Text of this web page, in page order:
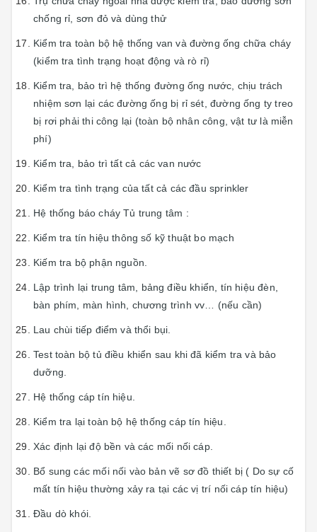
chống rỉ, sơn đỏ và dùng thử
Kiểm tra toàn bộ hệ thống van và đường ống chữa cháy
(kiểm tra tình trạng hoạt động và rò rỉ)
Kiểm tra, bảo trì hệ thống đường ống nước, chịu trách
nhiệm sơn lại các đường ống bị rỉ sét, đường ống ty treo
bị rơi phải thi công lại (toàn bộ nhân công, vật tư là miễn
phí)
Kiểm tra, bảo trì tất cả các van nước
Kiểm tra tình trạng của tất cả các đầu sprinkler
Hệ thống báo cháy Tủ trung tâm :
Kiểm tra tín hiệu thông số kỹ thuật bo mạch
Kiếm tra bộ phận nguồn.
Lập trình lại trung tâm, bảng điều khiển, tín hiệu đèn,
bàn phím, màn hình, chương trình vv… (nếu cần)
Lau chùi tiếp điểm và thổi bụi.
Test toàn bộ tủ điều khiển sau khi đã kiểm tra và bảo
dưỡng.
Hệ thống cáp tín hiệu.
Kiểm tra lại toàn bộ hệ thống cáp tín hiệu.
Xác định lại độ bền và các mối nối cáp.
Bổ sung các mối nối vào bản vẽ sơ đồ thiết bị ( Do sự cố
mất tín hiệu thường xảy ra tại các vị trí nối cáp tín hiệu)
Đầu dò khói.